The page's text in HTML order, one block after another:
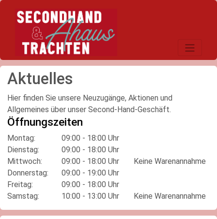
Toggle
Aktuelles
Hier finden Sie unsere Neuzugänge, Aktionen und
Allgemeines über unser Second-Hand-Geschäft.
Öffnungszeiten
Montag:
09:00 - 18:00 Uhr
Dienstag:
09:00 - 18:00 Uhr
Mittwoch:
09:00 - 18:00 Uhr
Keine Warenannahme
Donnerstag:
09:00 - 19:00 Uhr
Freitag:
09:00 - 18:00 Uhr
Samstag:
10:00 - 13:00 Uhr Keine Warenannahme